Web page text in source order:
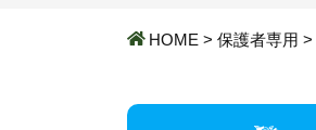
HOME > 保護者専用 >